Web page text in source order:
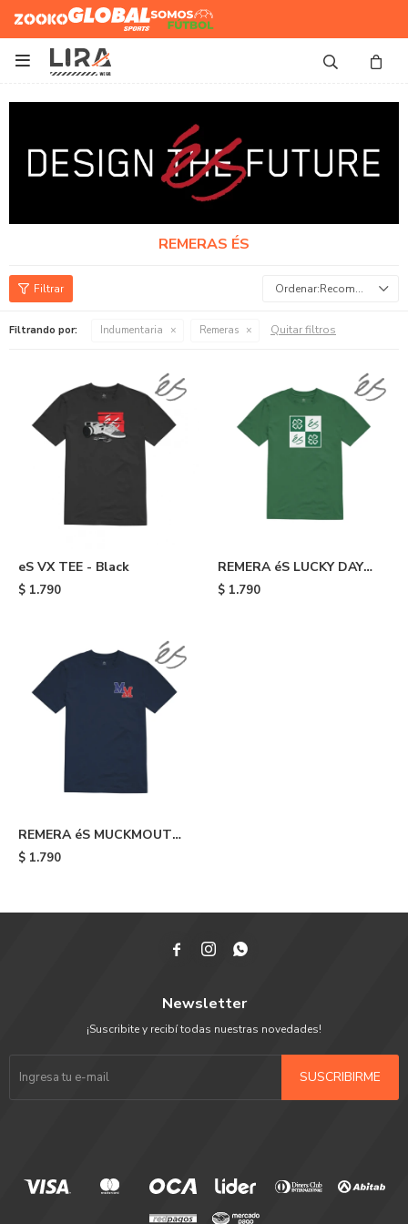
Zooko Global Sports
Somos
Futbol

REMERAS ÉS
Recomendados
Filtrando por: Indumentaria Remeras Quitar filtros
eS VX TEE - Black
$ 1.790
REMERA éS LUCKY DAY
TEE - 320
$ 1.790
REMERA éS MUCKMOUTH
TEE - Blue
$ 1.790
  
Newsletter
¡Suscribite y recibí todas nuestras novedades!
SUSCRIBIRME